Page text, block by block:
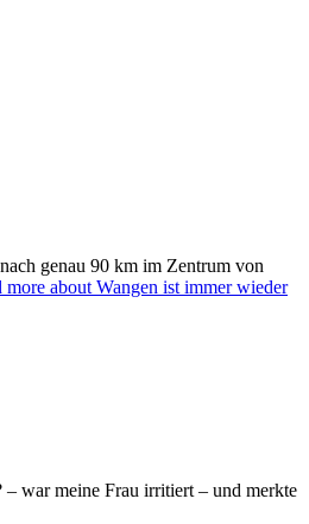
genau 90 km im Zentrum von
more about Wangen ist immer wieder
– war meine Frau irritiert – und merkte